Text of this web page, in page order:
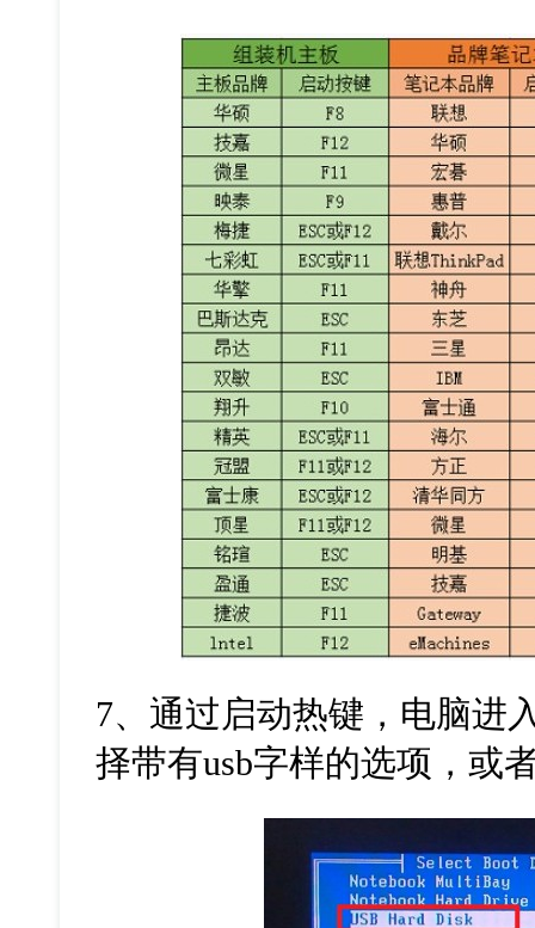
7、通过启动热键，电脑进
择带有usb字样的选项，或